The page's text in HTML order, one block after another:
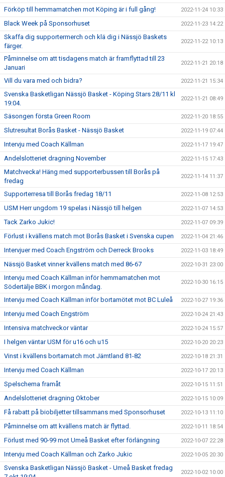
Förköp till hemmamatchen mot Köping är i full gång! 2022-11-24 10:33
Black Week på Sponsorhuset 2022-11-23 14:22
Skaffa dig supportermerch och klä dig i Nässjö Baskets
färger.
2022-11-22 10:13
Påminnelse om att tisdagens match är framflyttad till 23
Januari
2022-11-21 20:18
Vill du vara med och bidra? 2022-11-21 15:34
Svenska Basketligan Nässjö Basket - Köping Stars 28/11 kl
19:04.
2022-11-21 08:49
Säsongen första Green Room 2022-11-20 18:55
Slutresultat Borås Basket - Nässjö Basket 2022-11-19 07:44
Intervju med Coach Källman 2022-11-17 19:47
Andelslotteriet dragning November 2022-11-15 17:43
Matchvecka! Häng med supporterbussen till Borås på
fredag
2022-11-14 11:37
Supporterresa till Borås fredag 18/11 2022-11-08 12:53
USM Herr ungdom 19 spelas i Nässjö till helgen 2022-11-07 14:53
Tack Zarko Jukic! 2022-11-07 09:39
Förlust i kvällens match mot Borås Basket i Svenska cupen 2022-11-04 21:46
Intervjuer med Coach Engström och Derreck Brooks 2022-11-03 18:49
Nässjö Basket vinner kvällens match med 86-67 2022-10-31 23:00
Intervju med Coach Källman inför hemmamatchen mot
Södertälje BBK i morgon måndag.
2022-10-30 16:15
Intervju med Coach Källman inför bortamötet mot BC Luleå 2022-10-27 19:36
Intervju med Coach Engström 2022-10-24 21:43
Intensiva matchveckor väntar 2022-10-24 15:57
I helgen väntar USM för u16 och u15 2022-10-20 20:23
Vinst i kvällens bortamatch mot Jämtland 81-82 2022-10-18 21:31
Intervju med Coach Källman 2022-10-17 20:13
Spelschema framåt 2022-10-15 11:51
Andelslotteriet dragning Oktober 2022-10-15 10:09
Få rabatt på biobiljetter tillsammans med Sponsorhuset 2022-10-13 11:10
Påminnelse om att kvällens match är flyttad. 2022-10-11 18:54
Förlust med 90-99 mot Umeå Basket efter förlängning 2022-10-07 22:28
Intervju med Coach Källman och Zarko Jukic 2022-10-05 20:30
Svenska Basketligan Nässjö Basket - Umeå Basket fredag
2022-10-02 10:00